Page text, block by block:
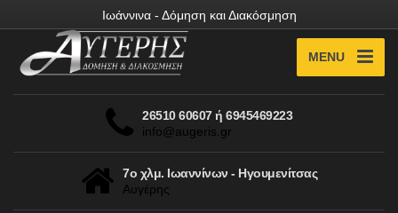
Ιωάννινα - Δόμηση και Διακόσμηση
MENU
26510 60607 ή 6945469223
info@augeris.gr
7ο χλμ. Ιωαννίνων - Ηγουμενίτσας
Αυγέρης